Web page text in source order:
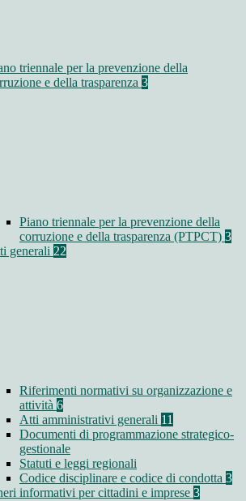
triennale per la prevenzione della
e della trasparenza 3
Piano triennale per la prevenzione della
corruzione e della trasparenza (PTPCT) 3
generali 22
Riferimenti normativi su organizzazione e
attività 6
Atti amministrativi generali 11
Documenti di programmazione strategico-
gestionale
Statuti e leggi regionali
Codice disciplinare e codice di condotta 3
informativi per cittadini e imprese 3